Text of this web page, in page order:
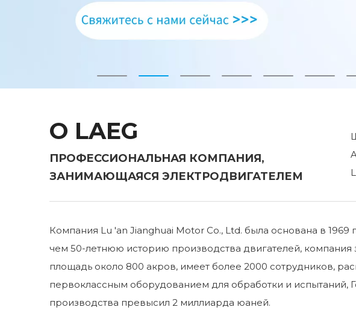
О LAEG
ПРОФЕССИОНАЛЬНАЯ КОМПАНИЯ,
ЗАНИМАЮЩАЯСЯ ЭЛЕКТРОДВИГАТЕЛЕМ
Компания Lu 'an Jianghuai Motor Co., Ltd. была основана в 1969
чем 50-летнюю историю производства двигателей,
площадь около 800 акров, имеет более 2000 сотрудников,
первоклассным оборудованием для обработки и испытаний,
производства превысил 2 миллиарда юаней.